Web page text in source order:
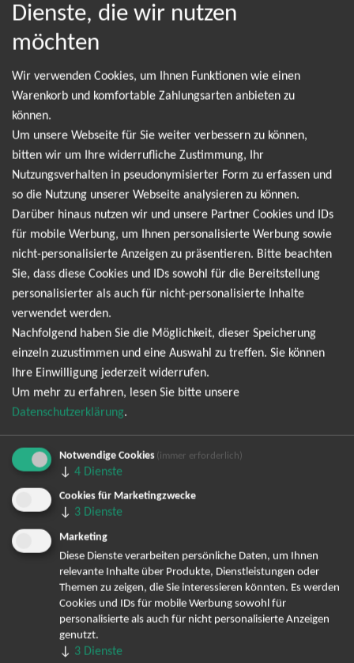
Leider gibt es aktuell von Ennio Morricone keine
Termine. Wir informieren dich jedoch gerne
für den Ennio Morricone Newsletter anmelden
und keine Angebote und Tourdaten mehr
verpassen!
Ich möchte den regelmäßig erscheinenden Newsletter
abonnieren und bin daher mit einer Speicherung meiner E-
Mail-Adresse zum Zweck der Zustellung des Newsletters
entsprechend derDatenschutzerklärungeinverstanden. Den
Newsletter kann ich jederzeit wieder abbestellen.
Bereits angemeldet? Hier können Sie sich abmelden ...
TOP-Events
André Rieu Tickets
David Garrett Tickets
Andrea Berg Tickets
Backstreet Boys Tickets
Unheilig Tickets
Santiano Tickets
Ina Müller Tickets
Dienste, die wir nutzen
möchten
Wir verwenden Cookies, um Ihnen Funktionen wie einen
Warenkorb und komfortable Zahlungsarten anbieten zu
können.
Um unsere Webseite für Sie weiter verbessern zu können,
bitten wir um Ihre widerrufliche Zustimmung, Ihr
Nutzungsverhalten in pseudonymisierter Form zu erfassen und
so die Nutzung unserer Webseite analysieren zu können.
Darüber hinaus nutzen wir und unsere Partner Cookies und IDs
für mobile Werbung, um Ihnen personalisierte Werbung sowie
nicht-personalisierte Anzeigen zu präsentieren. Bitte beachten
Sie, dass diese Cookies und IDs sowohl für die Bereitstellung
personalisierter als auch für nicht-personalisierte Inhalte
verwendet werden.
Nachfolgend haben Sie die Möglichkeit, dieser Speicherung
einzeln zuzustimmen und eine Auswahl zu treffen. Sie können
Ihre Einwilligung jederzeit widerrufen.
Um mehr zu erfahren, lesen Sie bitte unsere
Datenschutzerklärung.
Notwendige Cookies (immer erforderlich)
↓ 4 Dienste
Cookies für Marketingzwecke
↓ 3 Dienste
Marketing
Diese Dienste verarbeiten persönliche Daten, um Ihnen
relevante Inhalte über Produkte, Dienstleistungen oder
Themen zu zeigen, die Sie interessieren könnten. Es werden
Cookies und IDs für mobile Werbung sowohl für
personalisierte als auch für nicht personalisierte Anzeigen
genutzt.
↓ 3 Dienste